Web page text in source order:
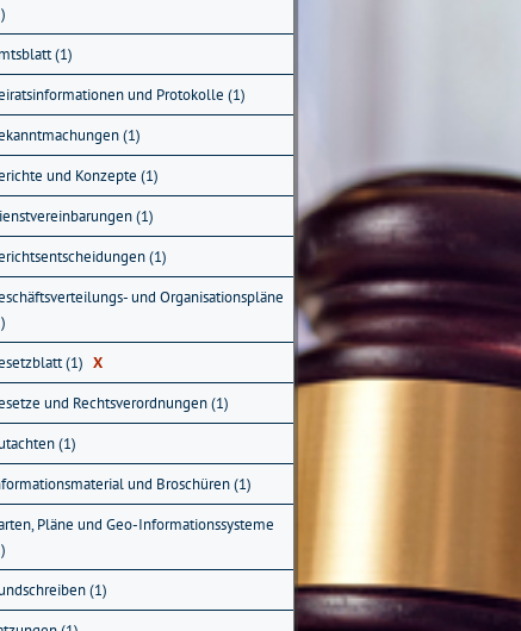
(1)
und Protokolle (1)
(1)
und Konzepte (1)
(1)
(1)
und Organisationspläne
(1) X
und Rechtsverordnungen (1)
(1)
und Broschüren (1)
Pläne und Geo-Informationssysteme
(1)